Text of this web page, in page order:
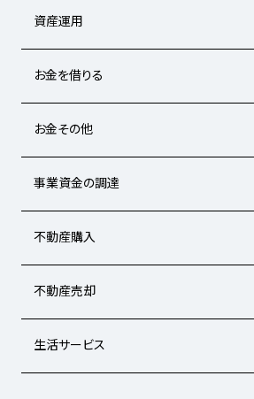
資産運用
お金を借りる
お金その他
事業資金の調達
不動産購入
不動産売却
生活サービス